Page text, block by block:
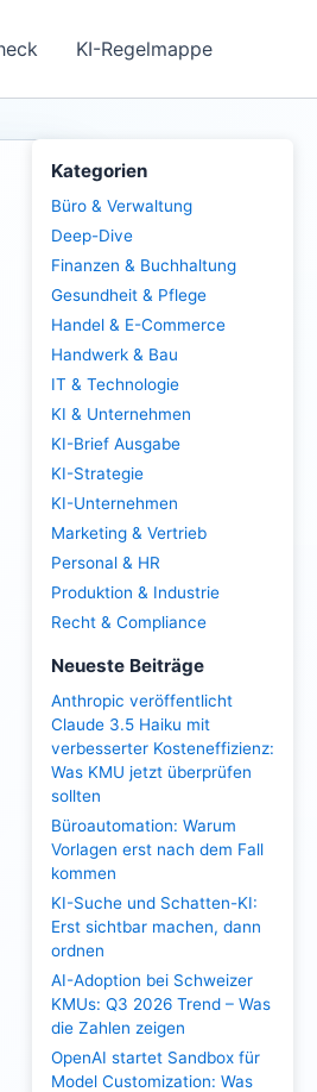
KI-Regelmappe
Kategorien
Büro & Verwaltung
Deep-Dive
Finanzen & Buchhaltung
Gesundheit & Pflege
Handel & E-Commerce
Handwerk & Bau
IT & Technologie
KI & Unternehmen
KI-Brief Ausgabe
KI-Strategie
KI-Unternehmen
Marketing & Vertrieb
Personal & HR
Produktion & Industrie
Recht & Compliance
Neueste Beiträge
Anthropic veröffentlicht
Claude 3.5 Haiku mit
verbesserter Kosteneffizienz:
Was KMU jetzt überprüfen
sollten
Büroautomation: Warum
Vorlagen erst nach dem Fall
kommen
KI-Suche und Schatten-KI:
Erst sichtbar machen, dann
ordnen
AI-Adoption bei Schweizer
KMUs: Q3 2026 Trend – Was
die Zahlen zeigen
OpenAI startet Sandbox für
Model Customization: Was